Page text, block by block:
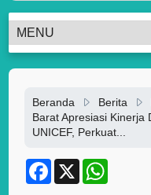
Beranda Berita
Barat Apresiasi Kinerja
UNICEF, Perkuat...
F
X